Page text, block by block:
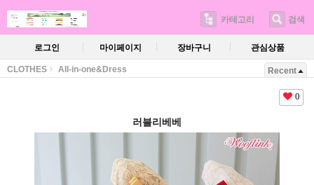
카테고리 검색
로그인 마이페이지 장바구니 관심상품
CLOTHES All-in-one&Dress Recent
0
러블리베베